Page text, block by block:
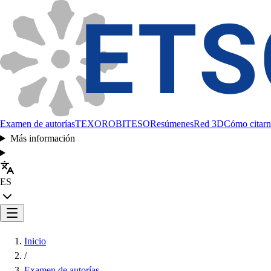
Examen de autoríasTEXOROBITESOResúmenesRed 3DCómo
Más información
ES
Inicio
/